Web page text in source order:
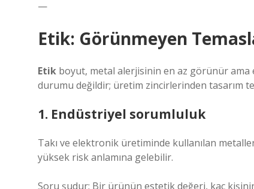
—
Etik: Görünmeyen
Etik boyut, metal alerjisinin en az görünür ama
durumu değildir; üretim zincirlerinden tasarım
1. Endüstriyel sorumluluk
Takı ve elektronik üretiminde kullanılan
yüksek risk anlamına gelebilir.
Soru şudur: Bir ürünün estetik değeri, kaç